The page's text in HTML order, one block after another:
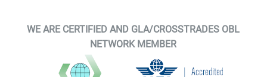
WE ARE CERTIFIED AND GLA/CROSSTRADES OBL
NETWORK MEMBER